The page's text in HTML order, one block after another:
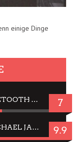
einige Dinge
JBL TUNE 720BT: OVER EAR BLUETOOTH KOPFHÖRER UM DIE 50,-€ IM DAUER-TEST 7
WEGEN DES ERFOLGES – MJ: MICHAEL JACKSON MUSICAL IN EINER MATINEE SEHEN 9.9